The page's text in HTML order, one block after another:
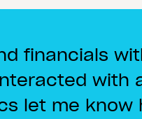
financials
with
let me know